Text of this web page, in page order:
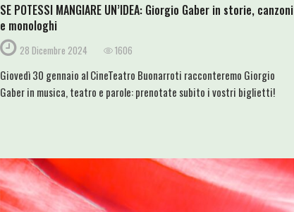
SE POTESSI MANGIARE UN’IDEA: Giorgio Gaber in storie, canzoni
e monologhi
28 Dicembre 2024 1606
Giovedì 30 gennaio al CineTeatro Buonarroti racconteremo Giorgio
Gaber in musica, teatro e parole: prenotate subito i vostri biglietti!